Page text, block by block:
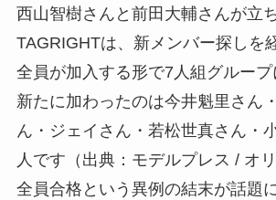
西山智樹さんと前田大輔さんが立
TAGRIGHTは、新メンバー探しを
全員が加入する形で7人組グループ
新たに加わったのは今井魁里さん
ん・ジェイさん・若松世真さん・
人です（出典：モデルプレス / オ
全員合格という異例の結末が話題